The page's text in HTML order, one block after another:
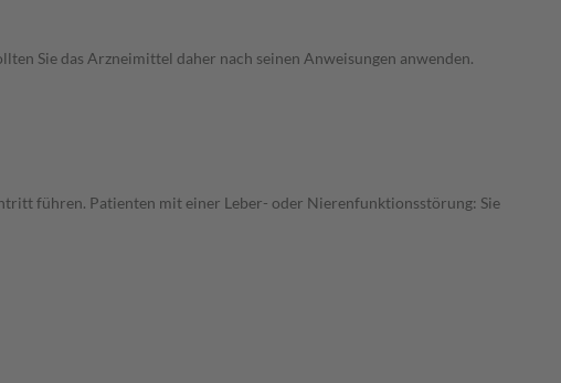
Sie das Arzneimittel daher nach seinen Anweisungen anwenden.
führen. Patienten mit einer Leber- oder Nierenfunktionsstörung: Sie